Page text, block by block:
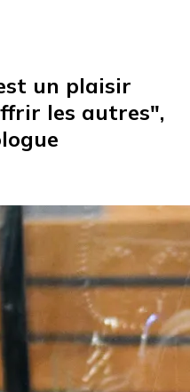
un plaisir
les autres",